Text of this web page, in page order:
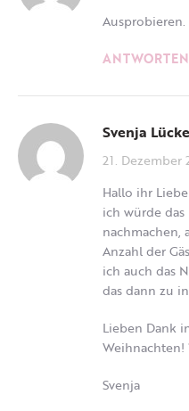
Ausprobieren.
ANTWORTEN
Svenja
21. Dezember
Hallo ihr
ich würde
nachmachen,
Anzahl der
ich auch das
das dann zu
Lieben Dank
Weihnachten!
Svenja